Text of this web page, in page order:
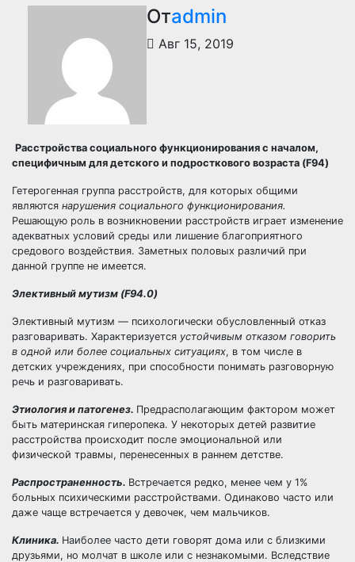
Отadmin
Авг 15, 2019
Расстройства социального функционирования с началом,
специфичным для детского и подросткового возраста (F94)
Гетерогенная группа расстройств, для которых общими
являются нарушения социального функционирования.
Решающую роль в возникновении расстройств играет изменение
адекватных условий среды или лишение благоприятного
средового воздействия. Заметных половых различий при
данной группе не имеется.
Элективный мутизм (F94.0)
Элективный мутизм — психологически обусловленный отказ
разговаривать. Характеризуется устойчивым отказом говорить
в одной или более социальных ситуациях, в том числе в
детских учреждениях, при способности понимать разговорную
речь и разговаривать.
Этиология и патогенез. Предрасполагающим фактором может
быть материнская гиперопека. У некоторых детей развитие
расстройства происходит после эмоциональной или
физической травмы, перенесенных в раннем детстве.
Распространенность. Встречается редко, менее чем у 1%
больных психическими расстройствами. Одинаково часто или
даже чаще встречается у девочек, чем мальчиков.
Клиника. Наиболее часто дети говорят дома или с близкими
друзьями, но молчат в школе или с незнакомыми. Вследствие